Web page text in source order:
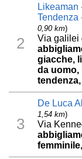
2
Likeaman
Tendenza
0,90 km)
Via galilei
giacche,
da uomo,
3
De Luca
1,54 km)
Via